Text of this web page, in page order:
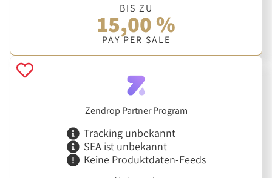
BIS ZU
15,00 %
PAY PER SALE
Zendrop Partner Program
Tracking unbekannt
SEA ist unbekannt
Keine Produktdaten-Feeds